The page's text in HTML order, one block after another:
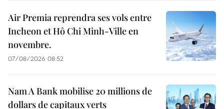
Air Premia reprendra ses vols entre
Incheon et Hô Chi Minh-Ville en
novembre.
07/08/2026 08:52
Nam A Bank mobilise 20 millions de
dollars de capitaux verts